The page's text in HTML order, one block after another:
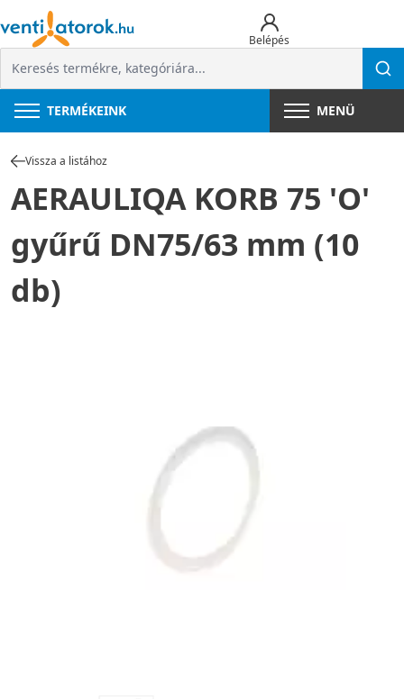
Belépés
TERMÉKEINK MENÜ
Vissza a listához
AERAULIQA KORB 75 'O'
gyűrű DN75/63 mm (10
db)